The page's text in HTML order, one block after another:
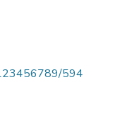
594